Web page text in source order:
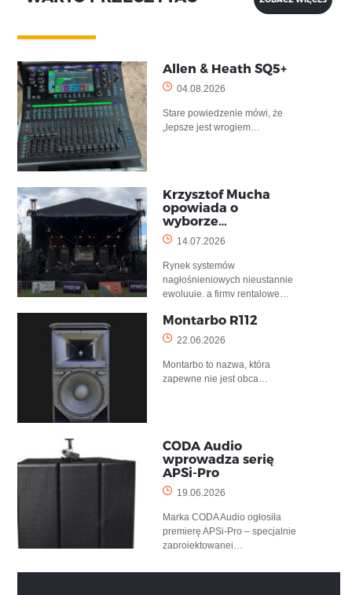
Allen & Heath SQ5+
04.08.2026
Stare powiedzenie mówi, że
„lepsze jest wrogiem…
Krzysztof Mucha
opowiada o
wyborze…
14.07.2026
Rynek systemów
nagłośnieniowych nieustannie
ewoluuje, a firmy rentalowe…
Montarbo R112
22.06.2026
Montarbo to nazwa, która
zapewne nie jest obca…
CODA Audio
wprowadza serię
APSi-Pro
19.06.2026
Marka CODA Audio ogłosiła
premierę APSi-Pro – specjalnie
zaprojektowanej…